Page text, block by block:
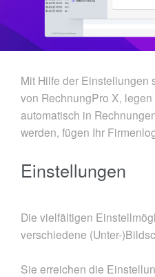
Mit Hilfe der Einstellungen
von RechnungPro X,
automatisch in
werden, fügen Ihr
Einstellungen
Die vielfältigen
verschiedene (Unter-
Sie erreichen die